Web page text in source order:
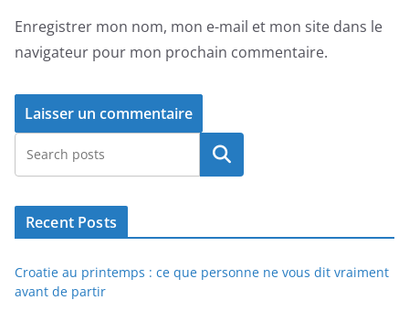
Enregistrer mon nom, mon e-mail et mon site dans le
navigateur pour mon prochain commentaire.
Rechercher
Recent Posts
Croatie au printemps : ce que personne ne vous dit vraiment
avant de partir